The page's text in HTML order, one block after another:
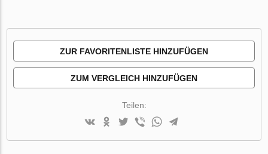
ZUR FAVORITENLISTE HINZUFÜGEN
ZUM VERGLEICH HINZUFÜGEN
Teilen: